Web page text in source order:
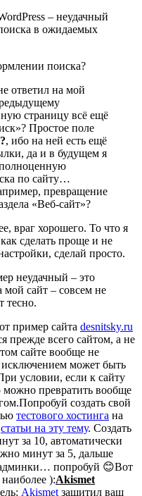
– неудачный
в ожидаемых
поиска?
ответил на мой
страницу всё ещё
Простое поле
, ибо на ней есть ещё
да и в будущем я
полноценную
по сайту…
превращение
«Веб-сайт»?
враг хорошего. То что я
сделать проще и не
сделай просто.
неудачный – это
мой сайт – совсем не
тесно.
пример сайта desnitsky.ru
прежде всего сайтом, а не
сайте вообще не
может быть
условии, если к сайту
превратить вообще
Попробуй создать свой
тестового хостинга на
статьи на эту тему. Создать
за 10, автоматически
минут за 5, дальше
админки… попробуй 😊Вот
):Akismet
Akismet защитил ваш